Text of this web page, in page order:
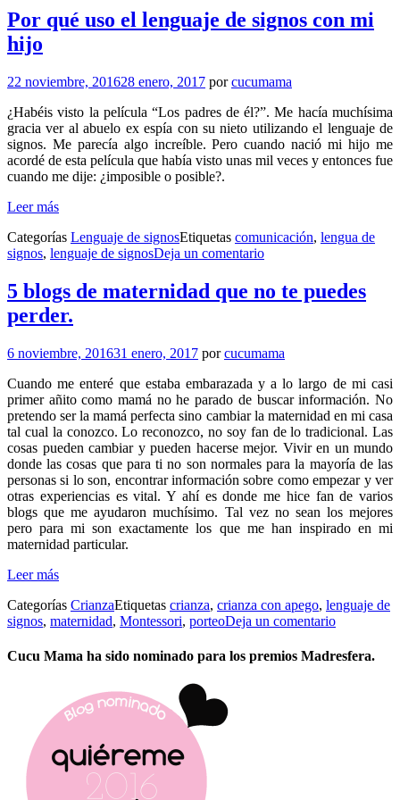
Por qué uso el lenguaje de signos con mi
hijo
22 noviembre, 201628 enero, 2017 porcucumama
¿Habéis visto la pelí­cula “Los padres de él?”. Me hacía muchísima
gracia ver al abuelo ex espí­a con su nieto utilizando el lenguaje de
signos. Me parecía algo increíble. Pero cuando nació mi hijo me
acordé de esta película que habí­a visto unas mil veces y entonces fue
cuando me dije: ¿imposible o posible?.
Leer más
Categorías Lenguaje de signosEtiquetas comunicación, lengua de
signos, lenguaje de signosDeja un comentario
5 blogs de maternidad que no te puedes
perder.
6 noviembre, 201631 enero, 2017 porcucumama
Cuando me enteré que estaba embarazada y a lo largo de mi casi
primer añito como mamá no he parado de buscar información. No
pretendo ser la mamá perfecta sino cambiar la maternidad en mi casa
tal cual la conozco. Lo reconozco, no soy fan de lo tradicional. Las
cosas pueden cambiar y pueden hacerse mejor. Vivir en un mundo
donde las cosas que para ti no son normales para la mayoría de las
personas si lo son, encontrar información sobre como empezar y ver
otras experiencias es vital. Y ahí es donde me hice fan de varios
blogs que me ayudaron muchísimo. Tal vez no sean los mejores
pero para mi son exactamente los que me han inspirado en mi
maternidad particular.
Leer más
Categorías CrianzaEtiquetas crianza, crianza con apego, lenguaje de
signos, maternidad, Montessori, porteoDeja un comentario
Cucu Mama ha sido nominado para los premios Madresfera.